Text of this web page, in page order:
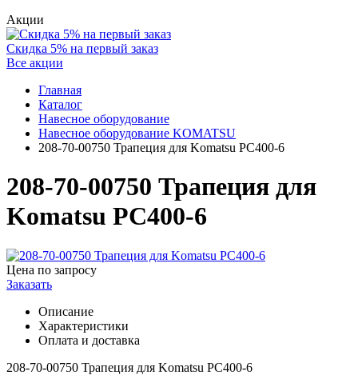
Акции
Скидка 5% на первый заказ
Все акции
Главная
Каталог
Навесное оборудование
Навесное оборудование KOMATSU
208-70-00750 Трапеция для Komatsu PC400-6
208-70-00750 Трапеция для
Komatsu PC400-6
Цена по запросу
Заказать
Описание
Характеристики
Оплата и доставка
208-70-00750 Трапеция для Komatsu PC400-6